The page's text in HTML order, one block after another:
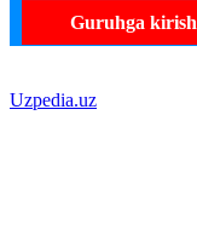
Guruhga kirish
Uzpedia.uz